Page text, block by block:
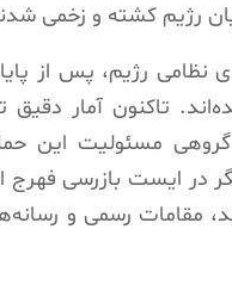
رژیم کشته و زخمی
رژیم، پس از
تاکنون آمار
مسئولیت این
در ایست بازرسی فهرج
مقامات رسمی و